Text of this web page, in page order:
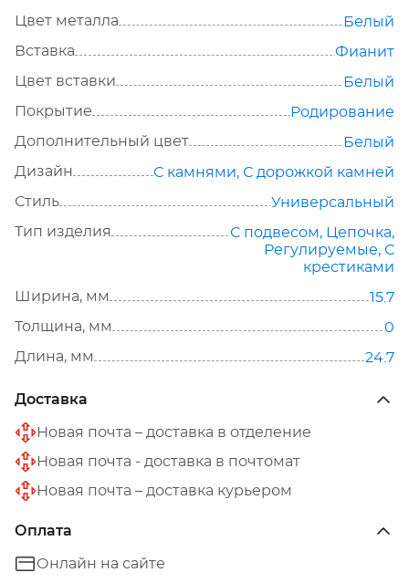
Цвет металла
Белый
Вставка
Фианит
Цвет вставки
Белый
Покрытие
Родирование
Дополнительный цвет
Белый
Дизайн
С камнями, С дорожкой камней
Стиль
Универсальный
Тип изделия
С подвесом, Цепочка,
Регулируемые, С
крестиками
Ширина, мм
15.7
Толщина, мм
0
Длина, мм
24.7
Доставка
Новая почта – доставка в отделение
Новая почта - доставка в почтомат
Новая почта – доставка курьером
Оплата
Онлайн на сайте